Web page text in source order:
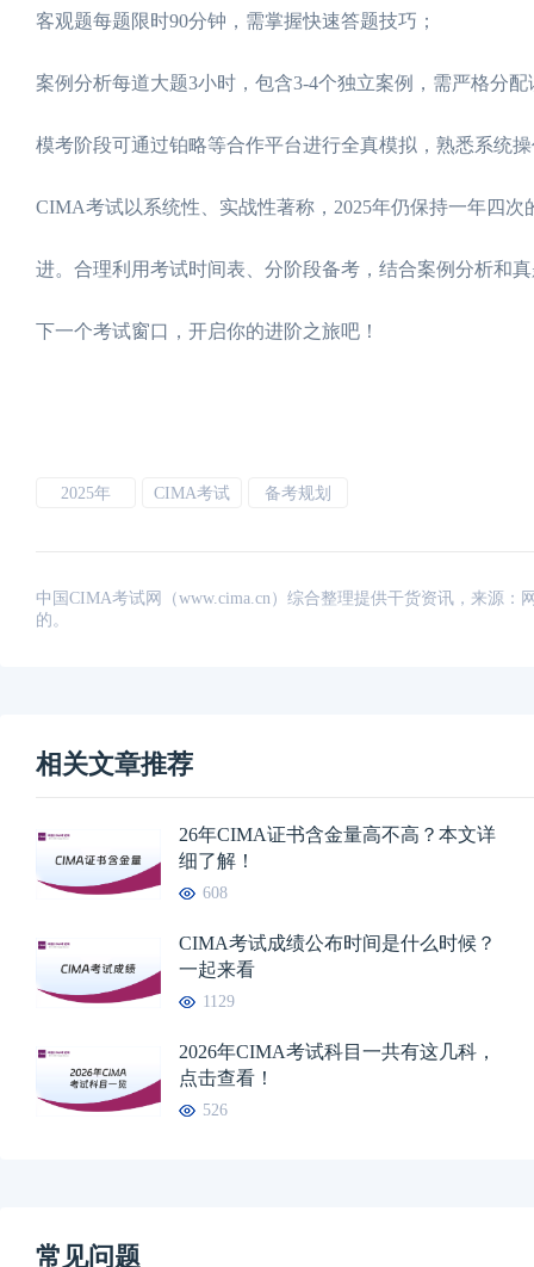
客观题每题限时90分钟，需掌握快速答题技巧；
案例分析每道大题3小时，包含3-4个独立案例，需严格分
模考阶段可通过铂略等合作平台进行全真模拟，熟悉系统
CIMA考试以系统性、实战性著称，2025年仍保持一年四
进。合理利用考试时间表、分阶段备考，结合案例分析和
下一个考试窗口，开启你的进阶之旅吧！
2025年 CIMA考试 备考规划
中国CIMA考试网（www.cima.cn）综合整理提供干货资讯，来源
的。
相关文章推荐
26年CIMA证书含金量高不高？本文详
细了解！
608
CIMA考试成绩公布时间是什么时候？
一起来看
1129
2026年CIMA考试科目一共有这几科，
点击查看！
526
常见问题